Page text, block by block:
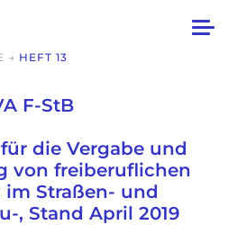
→ HEFT 13
F-StB
die Vergabe und
von freiberuflichen
im Straßen- und
, Stand April 2019